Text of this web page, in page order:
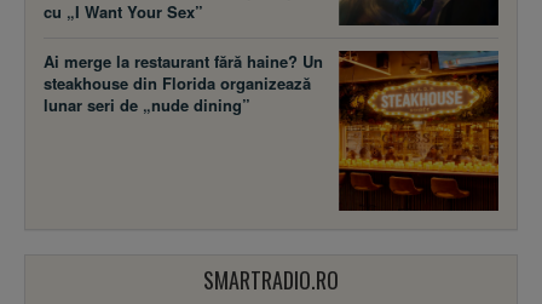
cu „I Want Your Sex”
Ai merge la restaurant fără haine? Un
steakhouse din Florida organizează
lunar seri de „nude dining”
SMARTRADIO.RO